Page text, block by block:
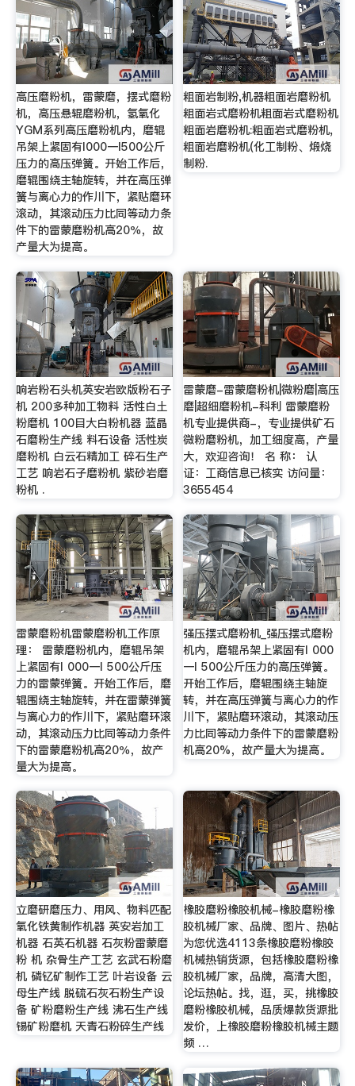
高压磨粉机，雷蒙磨，摆式磨粉
机，高压悬辊磨粉机，氢氧化
YGM系列高压磨粉机内，磨辊
吊架上紧固有l000一l500公斤
压力的高压弹簧。开始工作后，
磨辊围绕主轴旋转，并在高压弹
簧与离心力的作川下，紧贴磨环
滚动，其滚动压力比同等动力条
件下的雷蒙磨粉机高20％，故
产量大为提高。
粗面岩制粉,机器粗面岩磨粉机
粗面岩式磨粉机粗面岩式磨粉机
粗面岩磨粉机:粗面岩式磨粉机,
粗面岩磨粉机(化工制粉、煅烧
制粉.
响岩粉石头机英安岩欧版粉石子
机 200多种加工物料 活性白土
粉磨机 100目大白粉机器 蓝晶
石磨粉生产线 料石设备 活性炭
磨粉机 白云石精加工 碎石生产
工艺 响岩石子磨粉机 紫砂岩磨
粉机 .
雷蒙磨-雷蒙磨粉机|微粉磨|高压
磨|超细磨粉机-科利 雷蒙磨粉
机专业提供商-，专业提供矿石
微粉磨粉机，加工细度高，产量
大，欢迎咨询！ 名 称： 认
证：工商信息已核实 访问量：
3655454
雷蒙磨粉机雷蒙磨粉机工作原
理： 雷蒙磨粉机内，磨辊吊架
上紧固有l 000一l 500公斤压
力的雷蒙弹簧。开始工作后，磨
辊围绕主轴旋转，并在雷蒙弹簧
与离心力的作川下，紧贴磨环滚
动，其滚动压力比同等动力条件
下的雷蒙磨粉机高20％，故产
量大为提高。
强压摆式磨粉机_强压摆式磨粉
机内，磨辊吊架上紧固有l 000
一l 500公斤压力的高压弹簧。
开始工作后，磨辊围绕主轴旋
转，并在高压弹簧与离心力的作
川下，紧贴磨环滚动，其滚动压
力比同等动力条件下的雷蒙磨粉
机高20%，故产量大为提高。
立磨研磨压力、用风、物料匹配
氧化铁黄制作机器 英安岩加工
机器 石英石机器 石灰粉雷蒙磨
粉 机 杂骨生产工艺 玄武石粉磨
机 磷钇矿制作工艺 叶岩设备 云
母生产线 脱硫石灰石粉生产设
备 矿粉磨粉生产线 沸石生产线
锡矿粉磨机 天青石粉碎生产线
橡胶磨粉橡胶机械-橡胶磨粉橡
胶机械厂家、品牌、图片、热帖
为您优选4113条橡胶磨粉橡胶
机械热销货源，包括橡胶磨粉橡
胶机械厂家，品牌，高清大图，
论坛热帖。找，逛，买，挑橡胶
磨粉橡胶机械，品质爆款货源批
发价，上橡胶磨粉橡胶机械主题
频 …